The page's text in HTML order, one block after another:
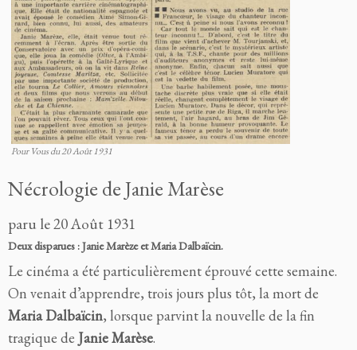
Pour Vous du 20 Août 1931
Nécrologie de Janie Marèse
paru le 20 Août 1931
Deux disparues : Janie Marèze et Maria Dalbaïcin.
Le cinéma a été particulièrement éprouvé cette semaine.
On venait d’apprendre, trois jours plus tôt, la mort de
Maria Dalbaïcin, lorsque parvint la nouvelle de la fin
tragique de Janie Marèse.